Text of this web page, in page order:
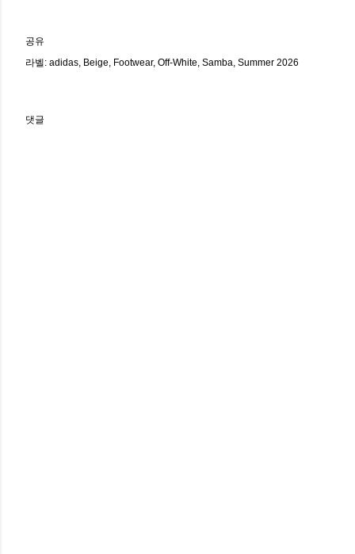
공유
라벨: adidas Beige Footwear Off-White Samba Summer 2026
댓글